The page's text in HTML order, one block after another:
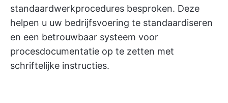
standaardwerkprocedures besproken. Deze
helpen u uw bedrijfsvoering te standaardiseren
en een betrouwbaar systeem voor
procesdocumentatie op te zetten met
schriftelijke instructies.